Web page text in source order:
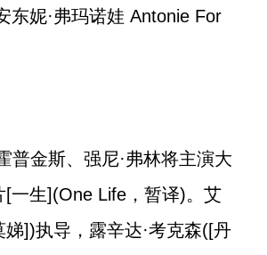
玛诺娃 Antonie For
金斯、强尼·弗林将主演大
[一生](One Life，暂译)。艾
娣])执导，露辛达·考克森([丹